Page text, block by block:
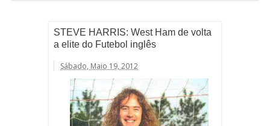
STEVE HARRIS: West Ham de volta
a elite do Futebol inglês
Sábado, Maio 19, 2012